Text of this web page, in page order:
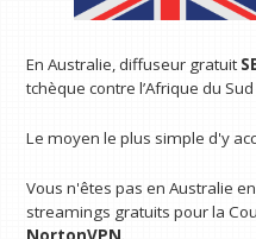
En Australie, diffuseur gratuit
tchèque contre l’Afrique du Sud
Le moyen le plus simple d'y
Vous n'êtes pas en Australie
streamings gratuits pour la